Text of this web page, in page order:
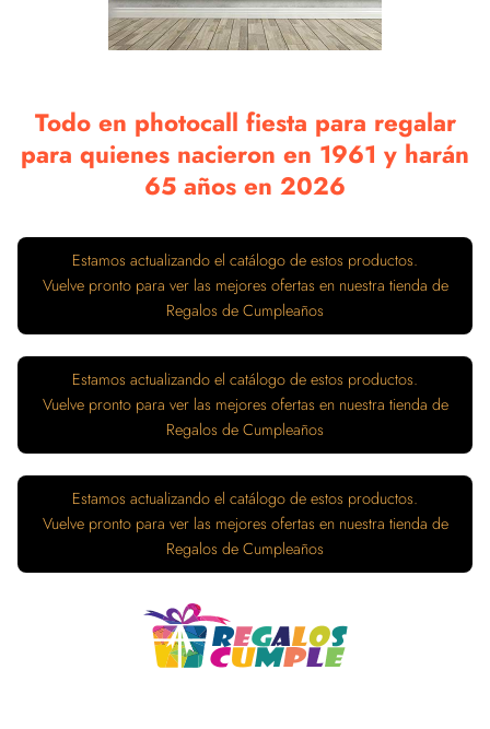
Todo en photocall fiesta para regalar
para quienes nacieron en 1961 y harán
65 años en 2026
Estamos actualizando el catálogo de estos productos.
Vuelve pronto para ver las mejores ofertas en nuestra tienda de
Regalos de Cumpleaños
Estamos actualizando el catálogo de estos productos.
Vuelve pronto para ver las mejores ofertas en nuestra tienda de
Regalos de Cumpleaños
Estamos actualizando el catálogo de estos productos.
Vuelve pronto para ver las mejores ofertas en nuestra tienda de
Regalos de Cumpleaños